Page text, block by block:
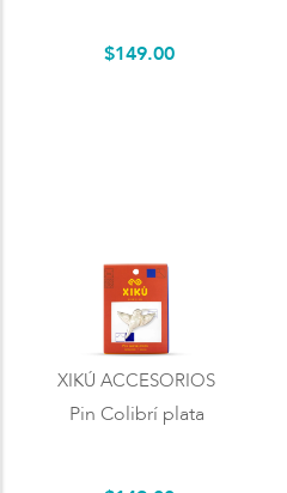
$149.00
XIKÚ ACCESORIOS
Pin Colibrí plata